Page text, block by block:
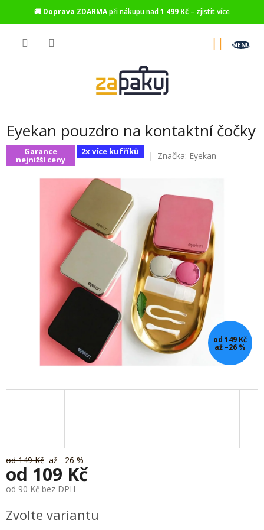
🚚 Doprava ZDARMApři nákupu nad1 499 Kč – zjistit více
Eyekan pouzdro na kontaktní čočky
Garance
nejnižší ceny
2x více kufříků Značka: Eyekan
od 149 Kč
až –26 %
od 149 Kč až –26 %
od 109 Kč
od 90 Kč bez DPH
cena:
Zvolte variantu